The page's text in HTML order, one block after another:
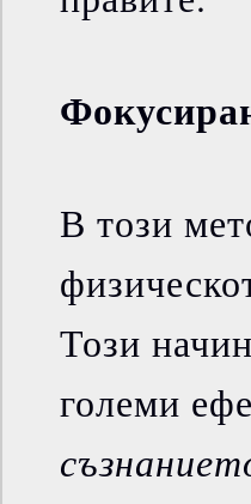
В този
Този
големи